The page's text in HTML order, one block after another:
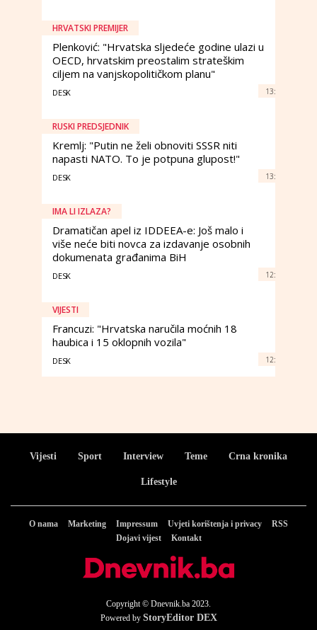
HRVATSKI PREMIJER
Plenković: "Hrvatska sljedeće godine ulazi u
OECD, hrvatskim preostalim strateškim
ciljem na vanjskopolitičkom planu"
DESK 13:
RUSKI PREDSJEDNIK
Kremlj: "Putin ne želi obnoviti SSSR niti
napasti NATO. To je potpuna glupost!"
DESK 13:
IMA LI IZLAZA?
Dramatičan apel iz IDDEEA-e: Još malo i
više neće biti novca za izdavanje osobnih
dokumenata građanima BiH
DESK 12:
VIJESTI
Francuzi: "Hrvatska naručila moćnih 18
haubica i 15 oklopnih vozila"
DESK 12:
Vijesti Sport Interview Teme Crna kronika
Lifestyle
O nama Marketing Impressum Uvjeti korištenja i privacy
RSS
Dojavi vijest
Kontakt
Copyright © Dnevnik.ba 2023.
Powered by StoryEditor DEX